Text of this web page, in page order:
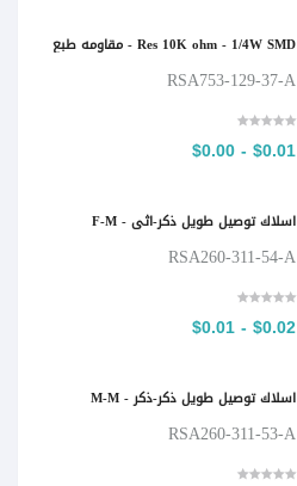
Res 10K ohm - 1/4W SMD - مقاومه طبع
RSA753-129-37-A
$0.01 - $0.00
اسلاك توصيل طويل ذكر-اثى - F-M
RSA260-311-54-A
$0.02 - $0.01
اسلاك توصيل طويل ذكر-ذكر - M-M
RSA260-311-53-A